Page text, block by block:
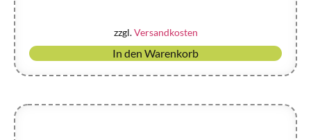
zzgl.Versandkosten
In den Warenkorb